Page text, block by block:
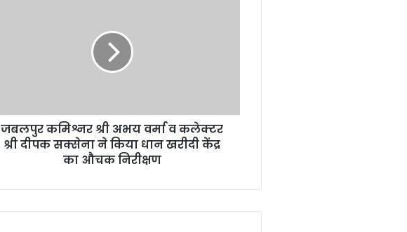
जबलपुर कमिश्नर श्री अभय वर्मा व कलेक्टर
श्री दीपक सक्सेना ने किया धान खरीदी केंद्र
का औचक निरीक्षण